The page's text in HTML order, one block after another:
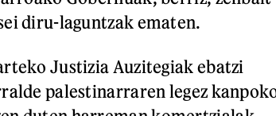
diru-laguntzak ematen.
Justizia Auzitegiak ebatzi
palestinarraren legez